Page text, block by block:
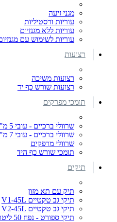
מגני זיעה
עוריות ורסטיליות
עוריות ללא מגנזיום
עוריות לשימוש עם
רצועות
רצועות משיכה
רצועות שורש כף יד
תומכי מפרקים
שרוולי ברכיים - עובי 5 מ"מ
שרוולי ברכיים - עובי 7 מ"מ
שרוולי מרפקים
תומכי שורש כף היד
תיקים
תיק עם תא מזון
תיקי גב טקטיים V1-45L
תיקי גב טקטיים V2-45L
תיקי ספורט - נפח 50 ליטר